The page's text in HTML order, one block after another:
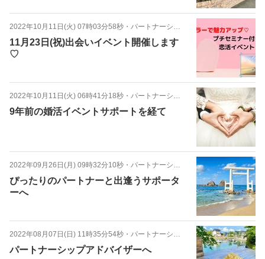
2022年10月11日(火) 07時03分58秒 ・ パートナーシップアドバイザー
11月23日(祝)出会いイベント開催します
♡
2022年10月11日(火) 06時41分18秒 ・ パートナーシップアドバイザー
9年前の婚活イベントサポートを経て
2022年09月26日(月) 09時32分10秒 ・ パートナーシップアドバイザー
ぴったりのパートナーと出逢うサポータ
ーへ
2022年08月07日(日) 11時35分54秒 ・ パートナーシップ講座
パートナーシップアドバイザーへ